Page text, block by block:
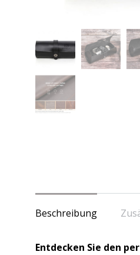
Beschreibung
Entdecken Sie den